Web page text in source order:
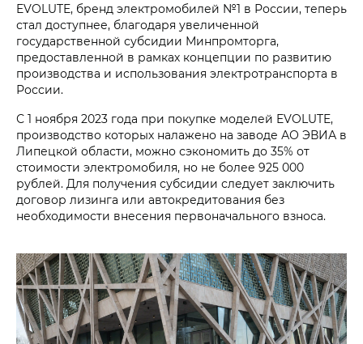
EVOLUTE, бренд электромобилей №1 в России, теперь
стал доступнее, благодаря увеличенной
государственной субсидии Минпромторга,
предоставленной в рамках концепции по развитию
производства и использования электротранспорта в
России.
С 1 ноября 2023 года при покупке моделей EVOLUTE,
производство которых налажено на заводе АО ЭВИА в
Липецкой области, можно сэкономить до 35% от
стоимости электромобиля, но не более 925 000
рублей. Для получения субсидии следует заключить
договор лизинга или автокредитования без
необходимости внесения первоначального взноса.